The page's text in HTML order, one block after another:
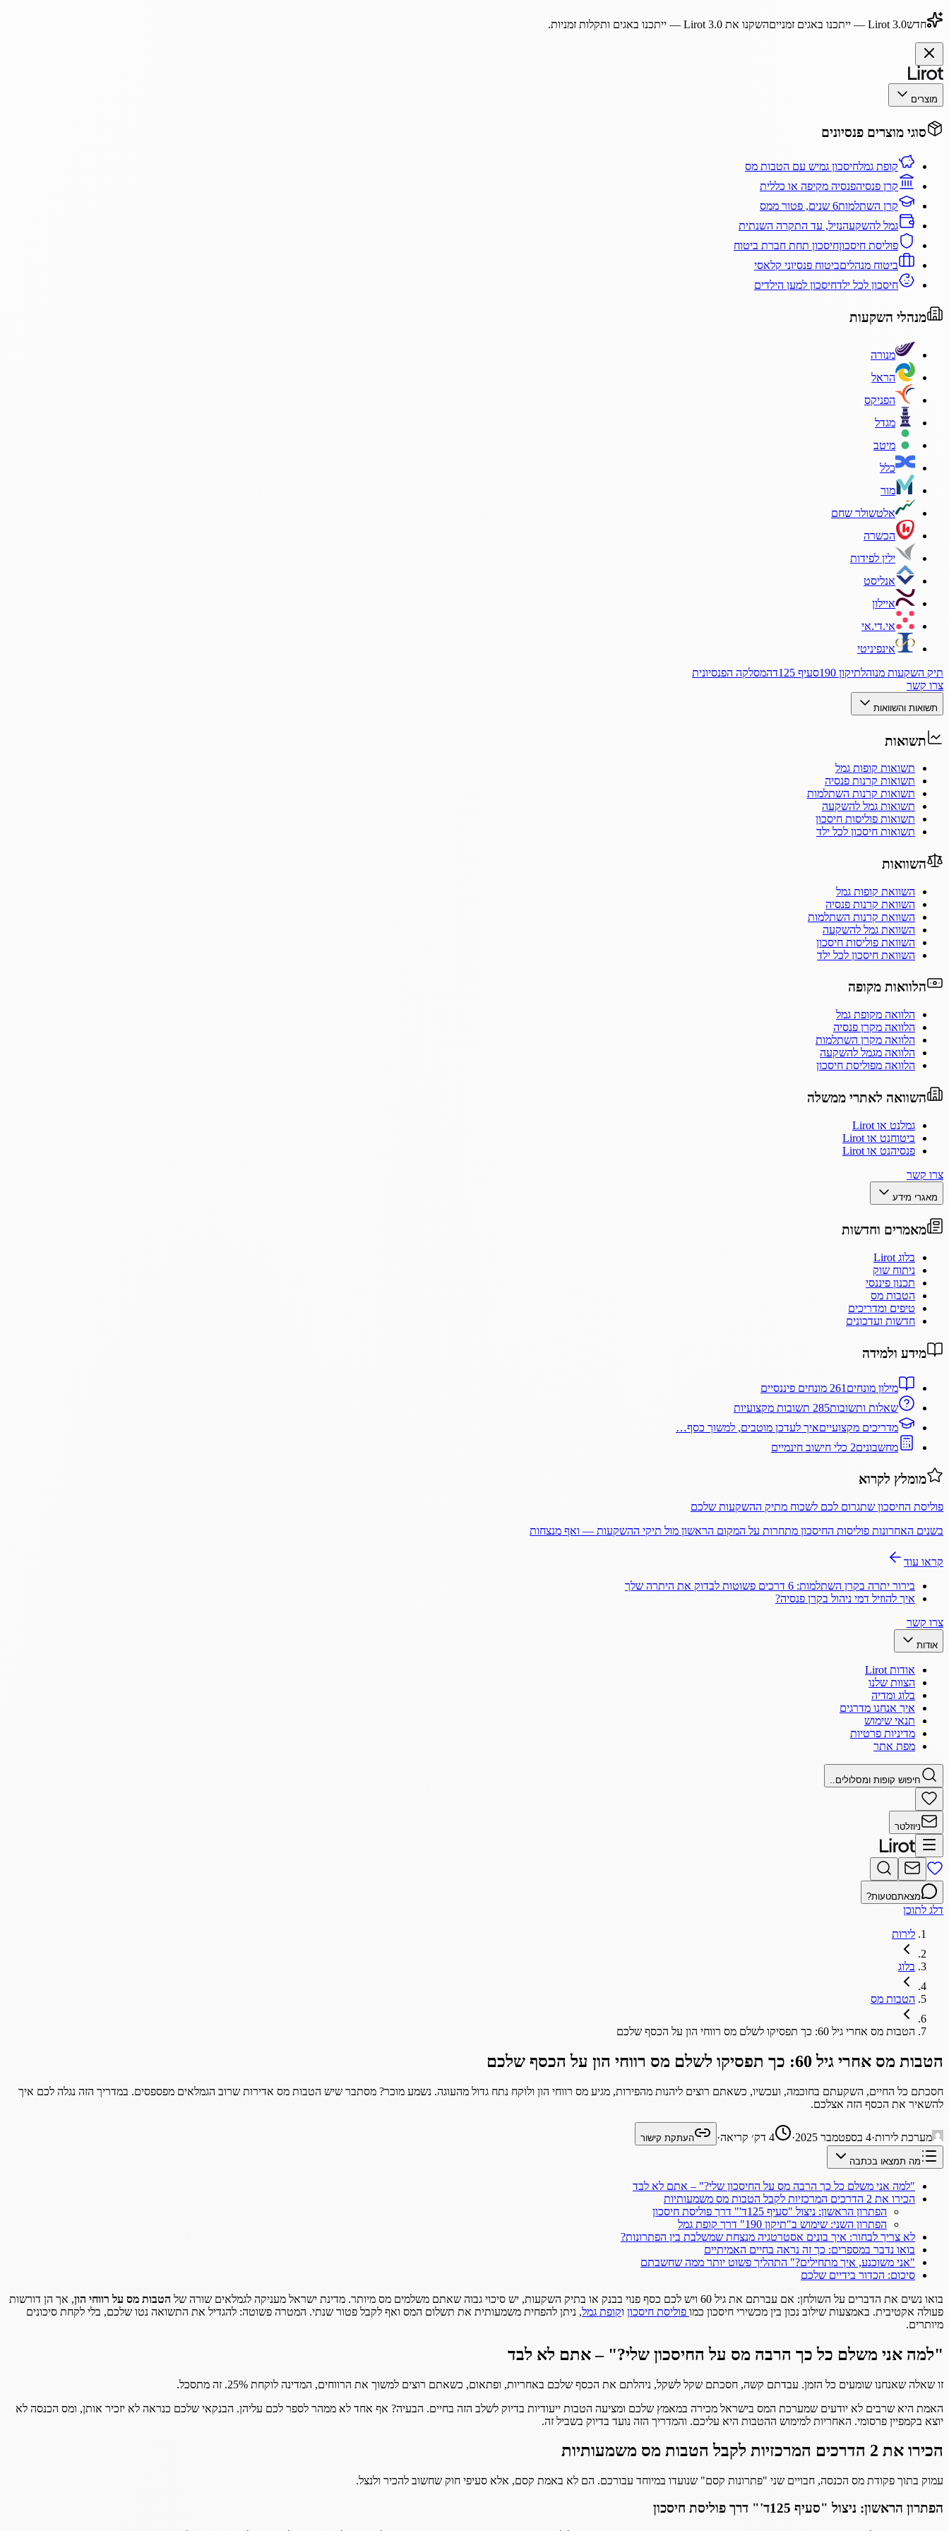
חדשLirot 3.0 — ייתכנו באגים זמנייםהשקנו את Lirot 3.0 — ייתכנו באגים ותקלות זמניות.
מוצרים
סוגי מוצרים פנסיונים
קופת גמלחיסכון גמיש עם הטבות מס
קרן פנסיהפנסיה מקיפה או כללית
קרן השתלמות6 שנים, פטור ממס
גמל להשקעהנזיל, עד התקרה השנתית
פוליסת חיסכוןחיסכון תחת חברת ביטוח
ביטוח מנהליםביטוח פנסיוני קלאסי
חיסכון לכל ילדחיסכון למען הילדים
מנהלי השקעות
מנורה
הראל
הפניקס
מגדל
מיטב
כלל
מור
אלטשולר שחם
הכשרה
ילין לפידות
אנליסט
איילון
אי.די.אי
אינפיניטי
תיק השקעות מנוהלתיקון 190 סעיף 125ד
המסלקה הפנסיונית
צרו קשר
תשואות והשוואות
תשואות
תשואות קופות גמל
תשואות קרנות פנסיה
תשואות קרנות השתלמות
תשואות גמל להשקעה
תשואות פוליסות חיסכון
תשואות חיסכון לכל ילד
השוואות
השוואת קופות גמל
השוואת קרנות פנסיה
השוואת קרנות השתלמות
השוואת גמל להשקעה
השוואת פוליסות חיסכון
השוואת חיסכון לכל ילד
הלוואות מקופה
הלוואה מקופת גמל
הלוואה מקרן פנסיה
הלוואה מקרן השתלמות
הלוואה מגמל להשקעה
הלוואה מפוליסת חיסכון
השוואה לאתרי ממשלה
גמלנט או Lirot
ביטוחנט או Lirot
פנסיהנט או Lirot
צרו קשר
מאגרי מידע
מאמרים וחדשות
בלוג Lirot
ניתוח שוק
תכנון פיננסי
הטבות מס
טיפים ומדריכים
חדשות ועדכונים
מידע ולמידה
מילון מונחים 261 מונחים פיננסיים
שאלות ותשובות285 תשובות מקצועיות
מדריכים מקצועייםאיך לעדכן מוטבים, למשוך כסף…
מחשבונים2 כלי חישוב חינמיים
מומלץ לקרוא
פוליסת החיסכון שתגרום לכם לשכוח מתיק ההשקעות שלכם
בשנים האחרונות פוליסות החיסכון מתחרות על המקום הראשון מול תיקי ההשקעות — ואף מנצחות
קראו עוד
בירור יתרה בקרן השתלמות: 6 דרכים פשוטות לבדוק את היתרה שלך
איך להוזיל דמי ניהול בקרן פנסיה?
צרו קשר
אודות
אודות Lirot
הצוות שלנו
בלוג ומדיה
איך אנחנו מדרגים
תנאי שימוש
מדיניות פרטיות
מפת אתר
חיפוש קופות ומסלולים..
ניוזלטר
מצאתםטעות?
דלג לתוכן
לירות
בלוג
הטבות מס
הטבות מס אחרי גיל 60: כך תפסיקו לשלם מס רווחי הון על הכסף שלכם
הטבות מס אחרי גיל 60: כך תפסיקו לשלם מס רווחי הון על הכסף שלכם
חסכתם כל החיים, השקעתם בחוכמה, ועכשיו, כשאתם רוצים ליהנות מהפירות, מגיע מס רווחי הון ולוקח נתח גדול מהעוגה. נשמע מוכר? מסתבר שיש הטבות מס אדירות שרוב הגמלאים מפספסים. במדריך הזה נגלה לכם איך
להשאיר את הכסף הזה אצלכם.
מערכת לירות·4 בספטמבר 2025 ·
4 דק׳ קריאה· העתקת קישור
מה תמצאו בכתבה
"למה אני משלם כל כך הרבה מס על החיסכון שלי?" – אתם לא לבד
הכירו את 2 הדרכים המרכזיות לקבל הטבות מס משמעותיות
הפתרון הראשון: ניצול "סעיף 125ד'" דרך פוליסת חיסכון
הפתרון השני: שימוש ב"תיקון 190" דרך קופת גמל
לא צריך לבחור: איך בונים אסטרטגיה מנצחת שמשלבת בין הפתרונות?
בואו נדבר במספרים: כך זה נראה בחיים האמיתיים
"אני משוכנע, איך מתחילים?" התהליך פשוט יותר ממה שחשבתם
סיכום: הכדור בידיים שלכם
בואו נשים את הדברים על השולחן: אם עברתם את גיל 60 ויש לכם כסף פנוי בבנק או בתיק השקעות, יש סיכוי גבוה שאתם משלמים מס מיותר. מדינת ישראל מעניקה לגמלאים שורה של
הטבות מס על רווחי הון, אך הן דורשות
פעולה אקטיבית. באמצעות שילוב נכון בין מכשירי חיסכון כמו פוליסת חיסכון וקופת גמל, ניתן להפחית משמעותית את תשלום המס ואף לקבל פטור שנתי. המטרה פשוטה: להגדיל את התשואה נטו שלכם, בלי לקחת סיכונים
מיותרים.
"למה אני משלם כל כך הרבה מס על החיסכון שלי?" – אתם לא לבד
זו שאלה שאנחנו שומעים כל הזמן. עבדתם קשה, חסכתם שקל לשקל, ניהלתם את הכסף שלכם באחריות, ופתאום, כשאתם רוצים למשוך את הרווחים, המדינה לוקחת 25%. זה מתסכל.
האמת היא שרבים לא יודעים שמערכת המס בישראל מכירה במאמץ שלכם ומציעה הטבות ייעודיות בדיוק לשלב הזה בחיים. הבעיה? אף אחד לא ממהר לספר לכם עליהן. הבנקאי שלכם כנראה לא יזכיר אותן, ומס הכנסה לא
יוצא בקמפיין פרסומי. האחריות למימוש ההטבות היא עליכם. והמדריך הזה נועד בדיוק בשביל זה.
הכירו את 2 הדרכים המרכזיות לקבל הטבות מס משמעותיות
עמוק בתוך פקודת מס הכנסה, חבויים שני "פתרונות קסם" שנועדו במיוחד עבורכם. הם לא באמת קסם, אלא סעיפי חוק שחשוב להכיר ולנצל.
הפתרון הראשון: ניצול "סעיף 125ד'" דרך פוליסת חיסכון